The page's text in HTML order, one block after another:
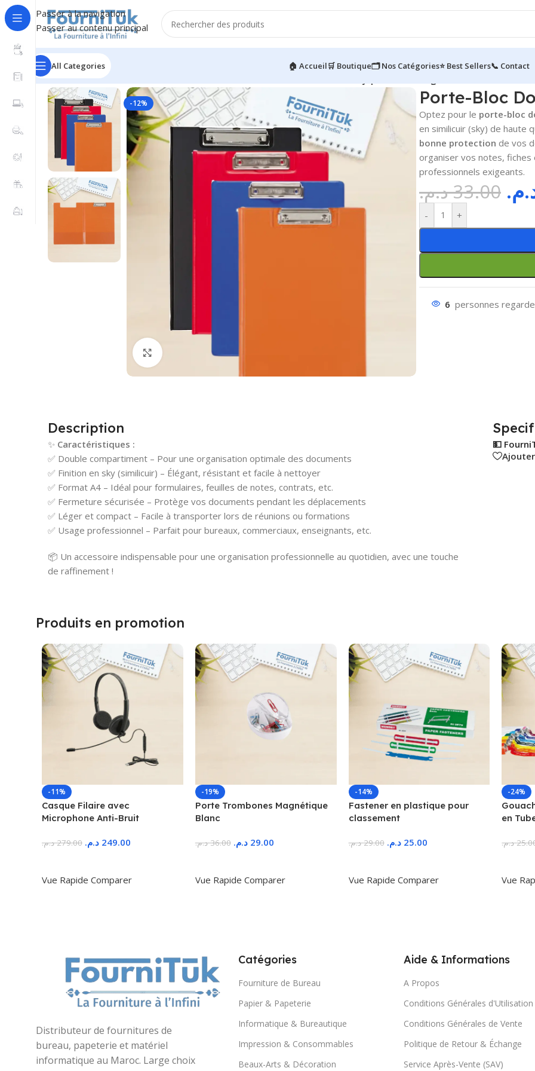
Passer à la navigation
Passer au contenu principal
All Categories 🏠 Accueil🛒 Boutique🗂️ Nos Catégories⭐ Best Sellers📞 Contact
Accueil/Fourniture de Bureau
-12%
Cliquez pour agrandir
Porte-Bloc
Optez pour le porte-bloc
en similicuir (sky) de haute
bonne protection de vos
organiser vos notes,
professionnels exigeants.
33.00د.م.
- +
6 personnes
Description
✨ Caractéristiques :
✅ Double compartiment – Pour une organisation optimale des documents
✅ Finition en sky (similicuir) – Élégant, résistant et facile à nettoyer
✅ Format A4 – Idéal pour formulaires, feuilles de notes, contrats, etc.
✅ Fermeture sécurisée – Protège vos documents pendant les déplacements
✅ Léger et compact – Facile à transporter lors de réunions ou formations
✅ Usage professionnel – Parfait pour bureaux, commerciaux, enseignants, etc.
📦 Un accessoire indispensable pour une organisation professionnelle au quotidien, avec une touche
de raffinement !
💵
Produits en promotion
-11%
Casque Filaire avec
Microphone Anti-Bruit
279.00 د.م. 249.00 د.م.
Vue Rapide Comparer
-19%
Porte Trombones Magnétique
Blanc
36.00 د.م. 29.00 د.م.
Vue Rapide Comparer
-14%
Fastener en plastique pour
classement
29.00 د.م. 25.00 د.م.
Vue Rapide Comparer
-24%
en
د.م.
Vue
Distributeur de fournitures de
bureau, papeterie et matériel
informatique au Maroc. Large choix
Catégories
Fourniture de Bureau
Papier & Papeterie
Informatique & Bureautique
Impression & Consommables
Beaux-Arts & Décoration
Aide & Informations
A Propos
Conditions Générales d'Utilisation
Conditions Générales de Vente
Politique de Retour & Échange
Service Après-Vente (SAV)